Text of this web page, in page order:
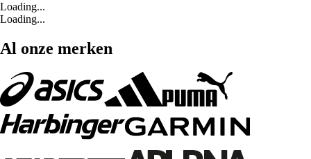
Loading...
Loading...
Al onze merken